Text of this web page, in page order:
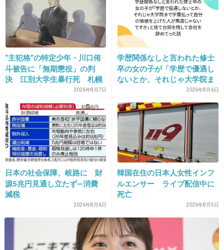
-32
20. 匿名2016/10/30(日) 11:14:34
捨てられたEXILE…笑
+1088 -37
21. 匿名2016/10/30(日) 11:14:38
JCDでmv見たけどパチンコみたいに目がチカチ
カした
+857 -30
22. 匿名
オリンピック意識させて頂く
“主犯格”の特定少年・川口侑
斗被告に「無期懲役」の判
決 江別大学生暴行死 札幌
2026年8月7日
学歴関係なしと言われた修士
卒の女の子が「学歴で優遇し
ないとか、それじゃ大学院ま
で学費払って自分の価値を上
げた人が馬鹿じゃないです
か」と捨て台詞を残し会社を
辞めてった
2026年8月6日
日本の社会保障、岐路に 財
源5兆円見通し立たず―消費
減税
2026年8月6日
韓国在住の日本人女性インフ
ルエンサー ライブ配信中に
死亡
2026年8月5日